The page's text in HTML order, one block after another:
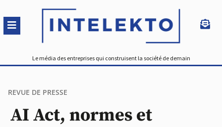
Le média des entreprises qui construisent la société de demain
REVUE DE PRESSE
AI Act, normes et